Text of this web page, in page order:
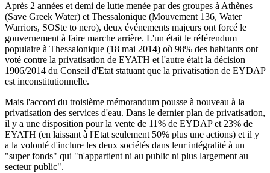
Après 2 années et demi de lutte menée par des groupes à Athènes
(Save Greek Water) et Thessalonique (Mouvement 136, Water
Warriors, SOSte to nero), deux événements majeurs ont forcé le
gouvernement à faire marche arrière. L'un était le référendum
populaire à Thessalonique (18 mai 2014) où 98% des habitants ont
voté contre la privatisation de EYATH et l'autre était la décision
1906/2014 du Conseil d'Etat statuant que la privatisation de EYDAP
est inconstitutionnelle.
Mais l'accord du troisième mémorandum pousse à nouveau à la
privatisation des services d'eau. Dans le dernier plan de privatisation,
il y a une disposition pour la vente de 11% de EYDAP et 23% de
EYATH (en laissant à l'Etat seulement 50% plus une actions) et il y
a la volonté d'inclure les deux sociétés dans leur intégralité à un
"super fonds" qui "n'appartient ni au public ni plus largement au
secteur public".